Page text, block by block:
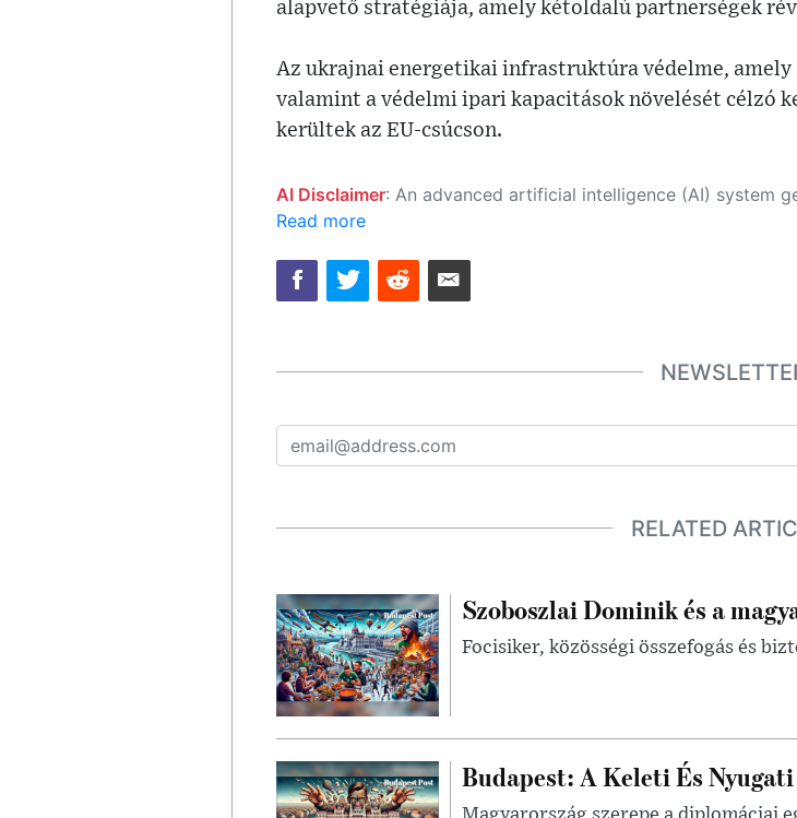
alapvető stratégiája, amely kétoldalú partnerségek
Az ukrajnai energetikai infrastruktúra védelme,
valamint a védelmi ipari kapacitások növelését célzó
kerültek az EU-csúcson.
AI Disclaimer: An advanced artificial intelligence (AI) system generated the content of this page on its own. This innovative technology conducts extensive research from a variety of reliable sources, performs rigorous fact-checking and verification, cleans up and balances biased or manipulated content, and presents a minimal factual summary that
Read more
RELATED
Szoboszlai Dominik és a
Focisiker, közösségi összefogás és
Budapest: A Keleti És